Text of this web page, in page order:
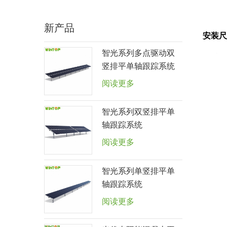
安装
新产品
智光系列多点驱动双
竖排平单轴跟踪系统
阅读更多
智光系列双竖排平单
轴跟踪系统
阅读更多
智光系列单竖排平单
轴跟踪系统
阅读更多